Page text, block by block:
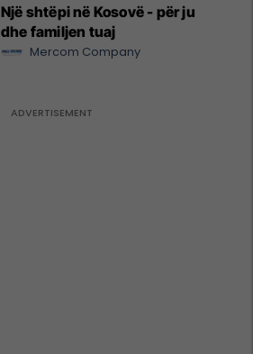
Një shtëpi në Kosovë - për ju
dhe familjen tuaj
Mercom Company